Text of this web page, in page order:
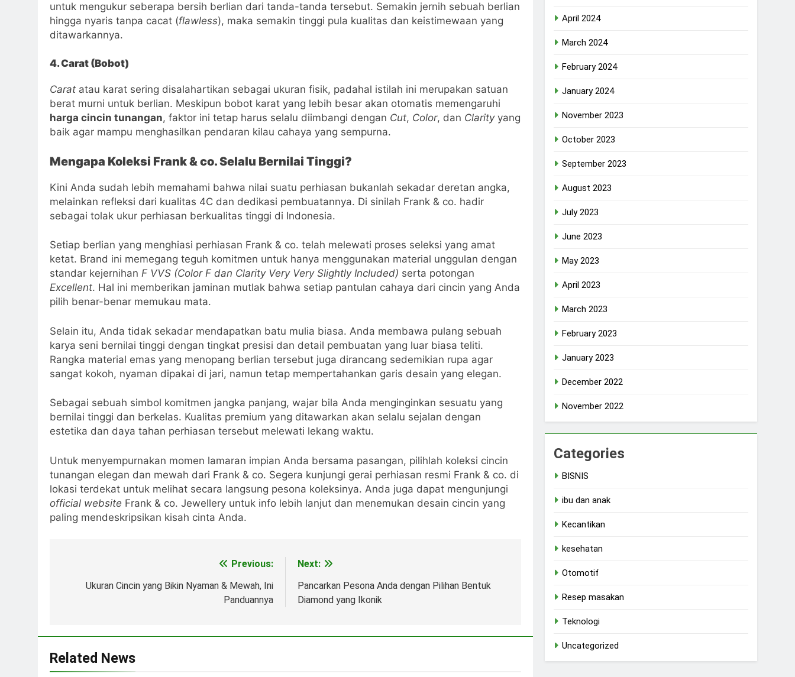
untuk mengukur seberapa bersih berlian dari tanda-tanda tersebut. Semakin jernih sebuah berlian
hingga nyaris tanpa cacat (flawless), maka semakin tinggi pula kualitas dan keistimewaan yang
ditawarkannya.
4. Carat (Bobot)
Carat atau karat sering disalahartikan sebagai ukuran fisik, padahal istilah ini merupakan satuan
berat murni untuk berlian. Meskipun bobot karat yang lebih besar akan otomatis memengaruhi
harga cincin tunangan, faktor ini tetap harus selalu diimbangi dengan Cut, Color, dan Clarityyang
baik agar mampu menghasilkan pendaran kilau cahaya yang sempurna.
Mengapa Koleksi Frank & co. Selalu Bernilai Tinggi?
Kini Anda sudah lebih memahami bahwa nilai suatu perhiasan bukanlah sekadar deretan angka,
melainkan refleksi dari kualitas 4C dan dedikasi pembuatannya. Di sinilah Frank & co. hadir
sebagai tolak ukur perhiasan berkualitas tinggi di Indonesia.
Setiap berlian yang menghiasi perhiasan Frank & co. telah melewati proses seleksi yang amat
ketat. Brand ini memegang teguh komitmen untuk hanya menggunakan material unggulan dengan
standar kejernihan F VVS (Color F dan Clarity Very Very Slightly Included) serta potongan
Excellent. Hal ini memberikan jaminan mutlak bahwa setiap pantulan cahaya dari cincin yang Anda
pilih benar-benar memukau mata.
Selain itu, Anda tidak sekadar mendapatkan batu mulia biasa. Anda membawa pulang sebuah
karya seni bernilai tinggi dengan tingkat presisi dan detail pembuatan yang luar biasa teliti.
Rangka material emas yang menopang berlian tersebut juga dirancang sedemikian rupa agar
sangat kokoh, nyaman dipakai di jari, namun tetap mempertahankan garis desain yang elegan.
Sebagai sebuah simbol komitmen jangka panjang, wajar bila Anda menginginkan sesuatu yang
bernilai tinggi dan berkelas. Kualitas premium yang ditawarkan akan selalu sejalan dengan
estetika dan daya tahan perhiasan tersebut melewati lekang waktu.
Untuk menyempurnakan momen lamaran impian Anda bersama pasangan, pilihlah koleksi cincin
tunangan elegan dan mewah dari Frank & co. Segera kunjungi gerai perhiasan resmi Frank & co. di
lokasi terdekat untuk melihat secara langsung pesona koleksinya. Anda juga dapat mengunjungi
official website Frank & co. Jewellery untuk info lebih lanjut dan menemukan desain cincin yang
paling mendeskripsikan kisah cinta Anda.
navigation
Previous:
Ukuran Cincin yang Bikin Nyaman & Mewah, Ini
Panduannya
Next:
Pancarkan Pesona Anda dengan Pilihan Bentuk
Diamond yang Ikonik
Related News
April 2024
March 2024
February 2024
January 2024
November 2023
October 2023
September 2023
August 2023
July 2023
June 2023
May 2023
April 2023
March 2023
February 2023
January 2023
December 2022
November 2022
Categories
BISNIS
ibu dan anak
Kecantikan
kesehatan
Otomotif
Resep masakan
Teknologi
Uncategorized